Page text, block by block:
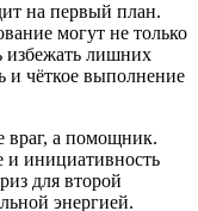
на первый план.
могут не только
избежать лишних
и чёткое выполнение
враг, а помощник.
и инициативность
для второй
энергией.